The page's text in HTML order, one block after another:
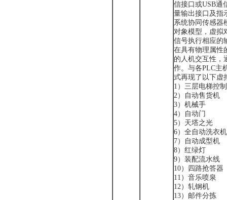
信接口或USB通
量输出接口及指
系统协同传感器
对象模型，虚拟
信号执行相应的
在具有物理属性
的人机交互性，
作。与各PLC主
式再现了以下虚
1）三层电梯控制
2）自动售货机
3）机械手
4）自动门
5）天塔之光
6）全自动洗衣机
7）自动成型机
8）红绿灯
9）装配流水线
10）四路抢答器
11）音乐喷泉
12）轧钢机
13）邮件分拣